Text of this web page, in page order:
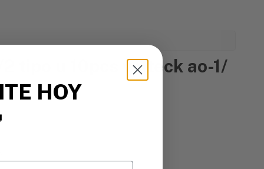
2 tipo u 10pcs volteck ao-1/
HOY